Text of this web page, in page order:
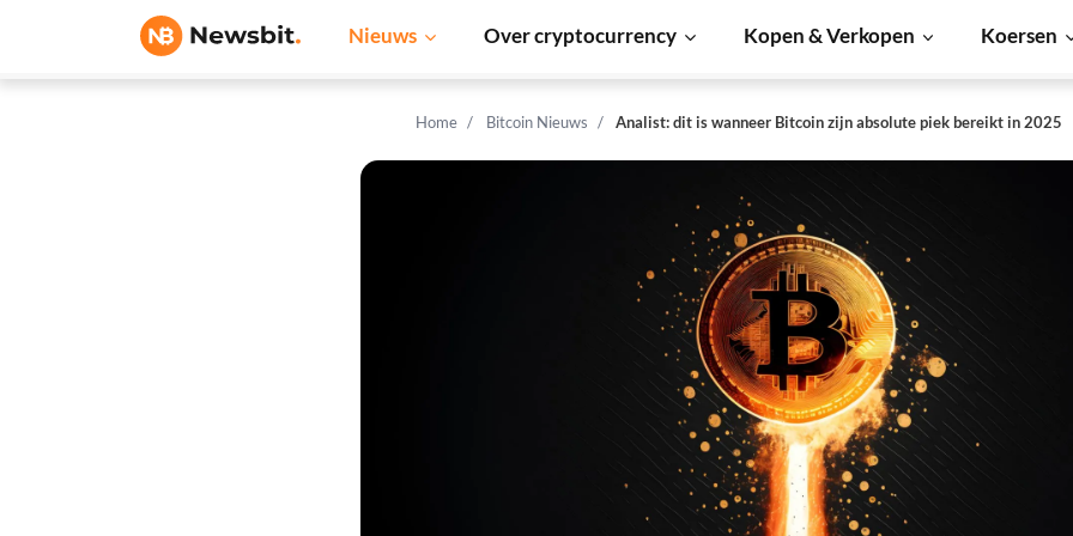
Nieuws Over cryptocurrency Kopen & Verkopen Koersen
Home Bitcoin Nieuws Analist: dit is wanneer Bitcoin zijn absolute piek bereikt in 2025